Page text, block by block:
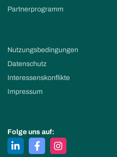
Partnerprogramm
Nutzungsbedingungen
Datenschutz
Interessenskonflikte
Impressum
Folge uns auf: